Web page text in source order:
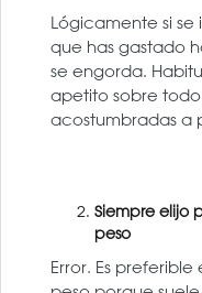
Lógicamente si se
que has gastado
se engorda.
apetito sobre
acostumbradas a
Siempre elijo
peso
Error. Es